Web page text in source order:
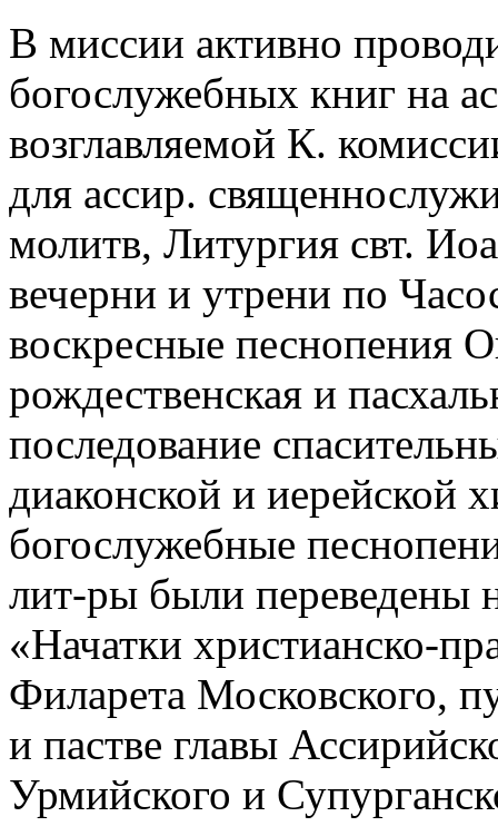
В миссии активно
богослужебных книг на
возглавляемой К.
для ассир.
молитв, Литургия свт.
вечерни и утрени по
воскресные песнопения
рождественская и
последование
диаконской и иерейской
богослужебные
лит-ры были переведены
«Начатки христианско-
Филарета Московского,
и пастве главы
Урмийского и